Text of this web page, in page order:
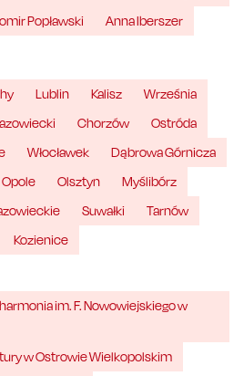
Popławski
Anna Iberszer
Lublin Kalisz
Września
Chorzów
Ostróda
Włocławek
Dąbrowa Górnicza
Opole Olsztyn
Myślibórz
Suwałki
Tarnów
Kozienice
im. F. Nowowiejskiego w
w Ostrowie Wielkopolskim